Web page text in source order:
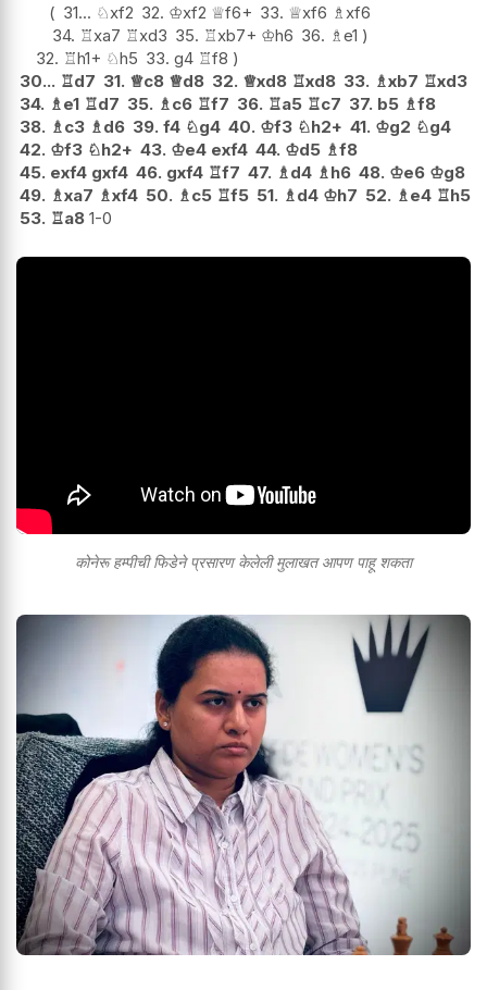
31... ♘xf2 32. ♔xf2 ♕f6+ 33. ♕xf6 ♗xf6
34. ♖xa7 ♖xd3 35. ♖xb7+ ♔h6 36. ♗e1
32. ♖h1+ ♘h5 33. g4 ♖f8
30... ♖d7 31. ♕c8 ♕d8 32. ♕xd8 ♖xd8 33. ♗xb7 ♖xd3
34. ♗e1 ♖d7 35. ♗c6 ♖f7 36. ♖a5 ♖c7 37. b5 ♗f8
38. ♗c3 ♗d6 39. f4 ♘g4 40. ♔f3 ♘h2+ 41. ♔g2 ♘g4
42. ♔f3 ♘h2+ 43. ♔e4 exf4 44. ♔d5 ♗f8
45. exf4 gxf4 46. gxf4 ♖f7 47. ♗d4 ♗h6 48. ♔e6 ♔g8
49. ♗xa7 ♗xf4 50. ♗c5 ♖f5 51. ♗d4 ♔h7 52. ♗e4 ♖h5
53. ♖a8 1-0
कोनेरू हम्पीची फिडेने प्रसारण केलेली मुलाखत आपण पाहू शकता